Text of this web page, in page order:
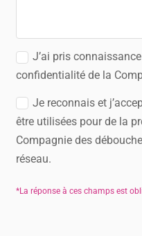
J’ai pris
confidentialité de la
Je reconnais et
être utilisées pour de la
Compagnie des
réseau.